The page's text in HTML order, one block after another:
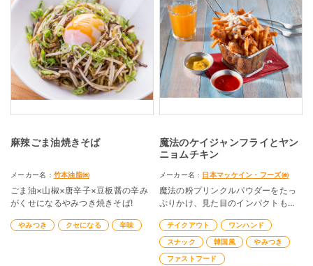
麻辣ごま油焼きそば
メーカー名： 竹本油脂㈱
ごま油×山椒×唐辛子×豆板醤の辛み
がくせになるやみつき焼きそば!
やみつき クセになる 辛味
魔法のケイジャンフライとヤン
ニョムチキン
メーカー名： 日本マッケイン・フーズ㈱
魔法の粉プリンクルパウダーをたっ
ぷりかけ、見た目のインパクトも楽
ニョムチキンの超簡単激ヤバメニュ
ー
テイクアウト
ワンハンド
スナック
韓国風
やみつき
ファストフード